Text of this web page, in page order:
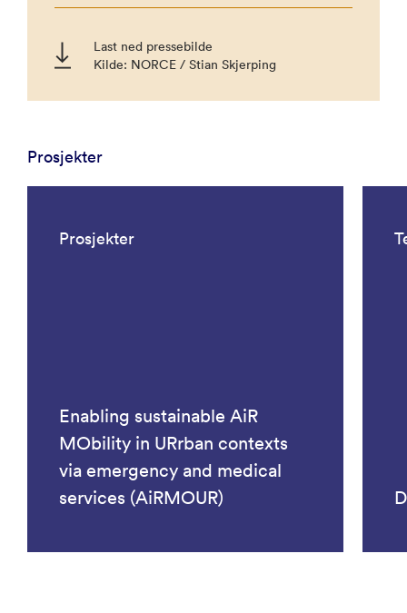
Last ned pressebilde
Kilde: NORCE / Stian Skjerping
Prosjekter
Prosjekter
Enabling sustainable AiR
MObility in URrban contexts
via emergency and medical
services (AiRMOUR)